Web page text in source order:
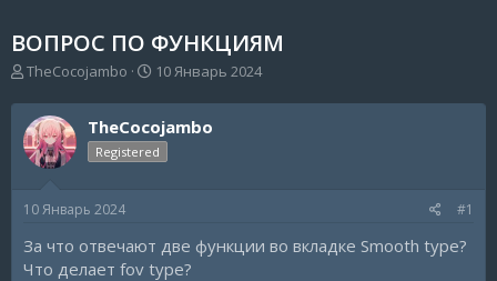
ВОПРОС ПО ФУНКЦИЯМ
А
т
о
р
т
м
TheCocojambo
Д
т
а
н
а
10 Январь 2024
TheCocojambo
Registered
10 Январь 2024 #1
За что отвечают две функции во вкладке Smooth type?
Что делает fov type?